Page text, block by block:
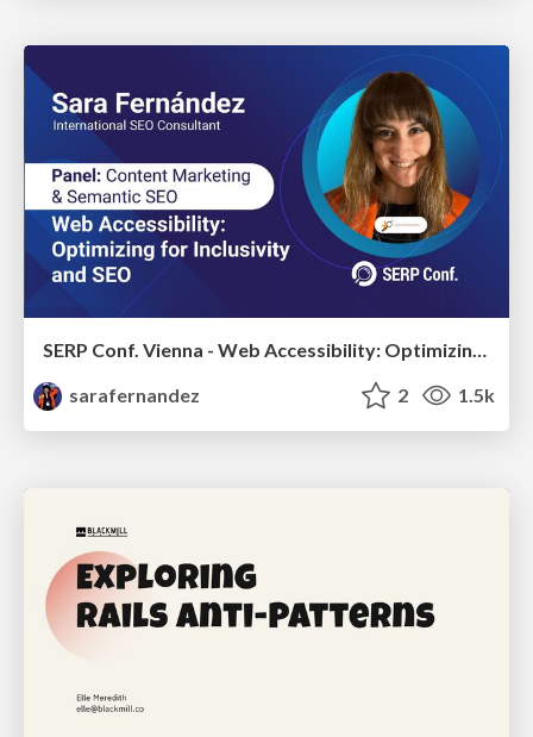
SERP Conf. Vienna - Web Accessibility: Optimizing for Inclusivity and SEO
sarafernandez
2 1.5k